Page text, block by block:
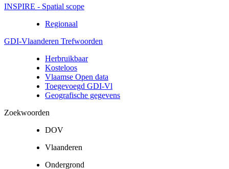
INSPIRE - Spatial scope
Regionaal
GDI-Vlaanderen Trefwoorden
Herbruikbaar
Kosteloos
Vlaamse Open data
Toegevoegd GDI-Vl
Geografische gegevens
Zoekwoorden
DOV
Vlaanderen
Ondergrond